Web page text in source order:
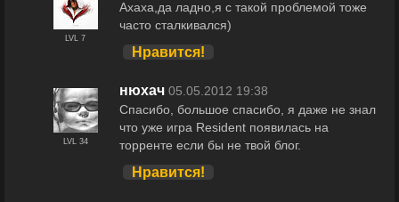
LVL 7
Ахаха,да ладно,я с такой проблемой тоже
часто сталкивался)
Нравится!
LVL 34
нюхач 05.05.2012 19:38
Спасибо, большое спасибо, я даже не знал
что уже игра Resident появилась на
торренте если бы не твой блог.
Нравится!